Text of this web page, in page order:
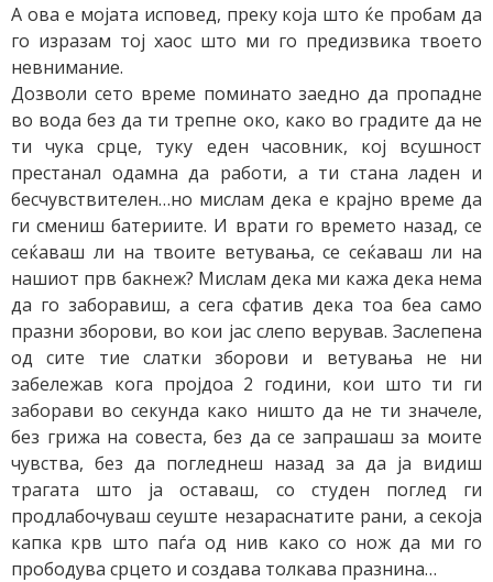
А ова е мојата исповед, преку која што ќе пробам да
го изразам тој хаос што ми го предизвика твоето
невнимание.
Дозволи сето време поминато заедно да пропадне
во вода без да ти трепне око, како во градите да не
ти чука срце, туку еден часовник, кој всушност
престанал одамна да работи, а ти стана ладен и
бесчувствителен…но мислам дека е крајно време да
ги смениш батериите. И врати го времето назад, се
сеќаваш ли на твоите ветувања, се сеќаваш ли на
нашиот прв бакнеж? Мислам дека ми кажа дека нема
да го заборавиш, а сега сфатив дека тоа беа само
празни зборови, во кои јас слепо верував. Заслепена
од сите тие слатки зборови и ветувања не ни
забележав кога пројдоа 2 години, кои што ти ги
заборави во секунда како ништо да не ти значеле,
без грижа на совеста, без да се запрашаш за моите
чувства, без да погледнеш назад за да ја видиш
трагата што ја оставаш, со студен поглед ги
продлабочуваш сеуште незараснатите рани, а секоја
капка крв што паѓа од нив како со нож да ми го
прободува срцето и создава толкава празнина…